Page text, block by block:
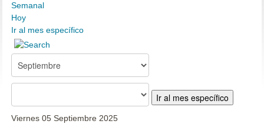
Semanal
Hoy
Ir al mes específico
Ir al mes específico
Viernes 05 Septiembre 2025